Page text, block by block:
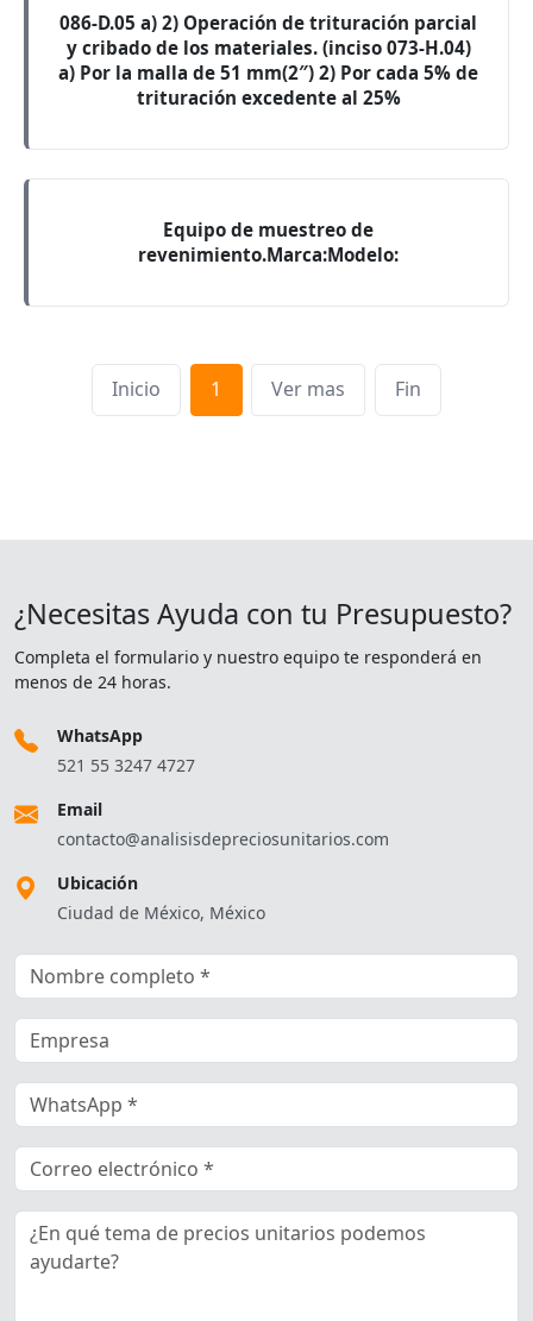
086-D.05 a) 2) Operación de trituración parcial
y cribado de los materiales. (inciso 073-H.04)
a) Por la malla de 51 mm(2″) 2) Por cada 5% de
trituración excedente al 25%
Equipo de muestreo de
revenimiento.Marca:Modelo:
Inicio 1 Ver mas Fin
¿Necesitas Ayuda con tu Presupuesto?
Completa el formulario y nuestro equipo te responderá en
menos de 24 horas.
WhatsApp
521 55 3247 4727
Email
contacto@analisisdepreciosunitarios.com
Ubicación
Ciudad de México, México